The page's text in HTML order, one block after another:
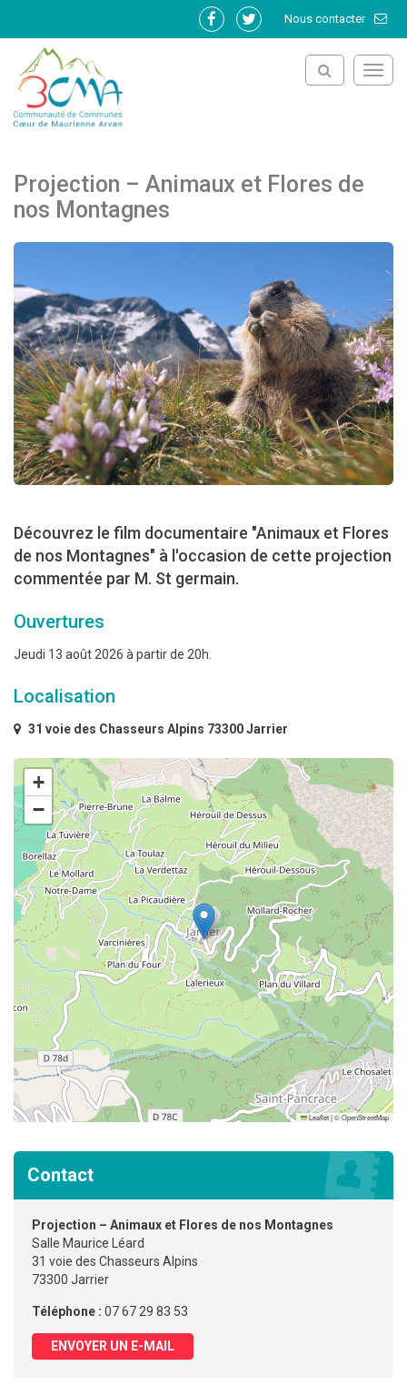
Nous contacter
Lien
Lien
Projection – Animaux et Flores de
nos Montagnes
Découvrez le film documentaire "Animaux et Flores
de nos Montagnes" à l'occasion de cette projection
commentée par M. St germain.
Ouvertures
Jeudi 13 août 2026 à partir de 20h.
Localisation
31 voie des Chasseurs Alpins 73300 Jarrier
+
−
Leaflet|©OpenStreetMap
Contact
Projection – Animaux et Flores de nos Montagnes
Salle Maurice Léard
31 voie des Chasseurs Alpins
73300 Jarrier
Téléphone : 07 67 29 83 53
ENVOYER UN E-MAIL